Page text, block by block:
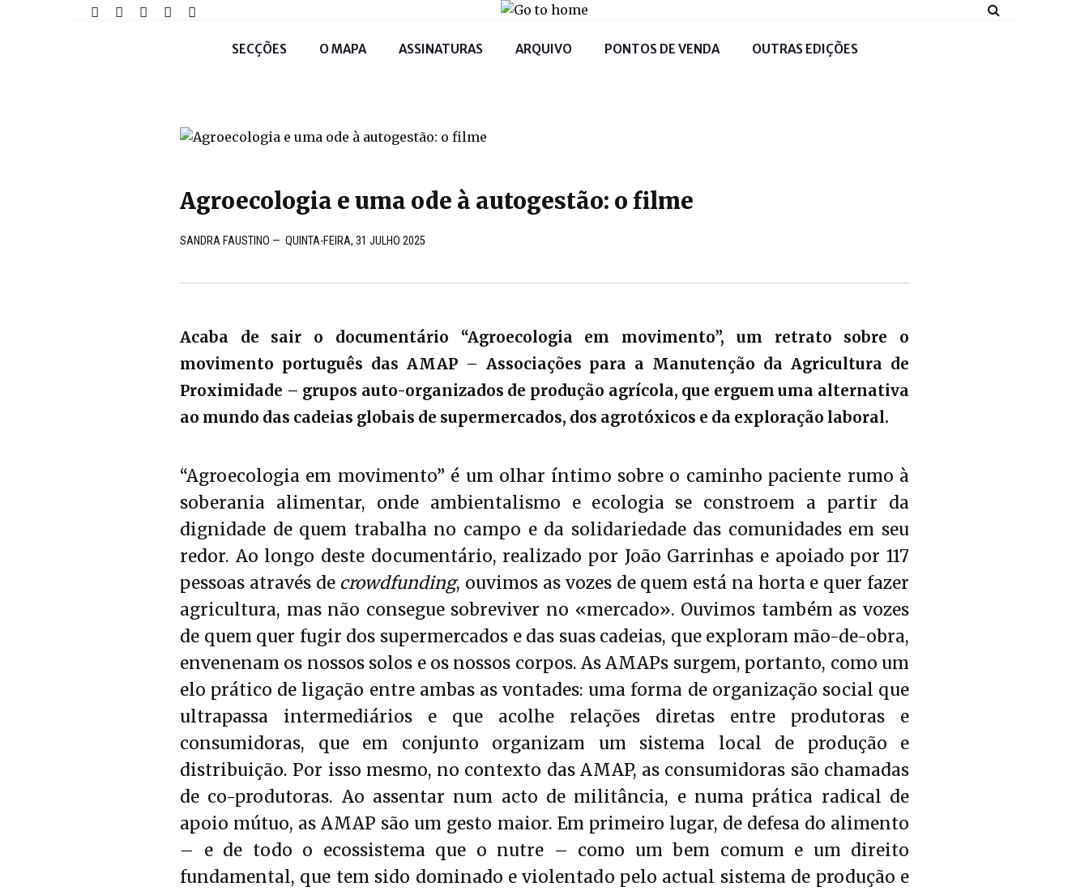
SECÇÕES O MAPA ASSINATURAS ARQUIVO PONTOS DE VENDA OUTRAS EDIÇÕES
Agroecologia e uma ode à autogestão: o filme
SANDRA FAUSTINO — QUINTA-FEIRA, 31 JULHO 2025
Acaba de sair o documentário “Agroecologia em movimento”, um retrato sobre o
movimento português das AMAP – Associações para a Manutenção da Agricultura de
Proximidade – grupos auto-organizados de produção agrícola, que erguem uma alternativa
ao mundo das cadeias globais de supermercados, dos agrotóxicos e da exploração laboral.
“Agroecologia em movimento” é um olhar íntimo sobre o caminho paciente rumo à
soberania alimentar, onde ambientalismo e ecologia se constroem a partir da
dignidade de quem trabalha no campo e da solidariedade das comunidades em seu
redor. Ao longo deste documentário, realizado por João Garrinhas e apoiado por 117
pessoas através de crowdfunding, ouvimos as vozes de quem está na horta e quer fazer
agricultura, mas não consegue sobreviver no «mercado». Ouvimos também as vozes
de quem quer fugir dos supermercados e das suas cadeias, que exploram mão-de-obra,
envenenam os nossos solos e os nossos corpos. As AMAPs surgem, portanto, como um
elo prático de ligação entre ambas as vontades: uma forma de organização social que
ultrapassa intermediários e que acolhe relações diretas entre produtoras e
consumidoras, que em conjunto organizam um sistema local de produção e
distribuição. Por isso mesmo, no contexto das AMAP, as consumidoras são chamadas
de co-produtoras. Ao assentar num acto de militância, e numa prática radical de
apoio mútuo, as AMAP são um gesto maior. Em primeiro lugar, de defesa do alimento
– e de todo o ecossistema que o nutre – como um bem comum e um direito
fundamental, que tem sido dominado e violentado pelo actual sistema de produção e